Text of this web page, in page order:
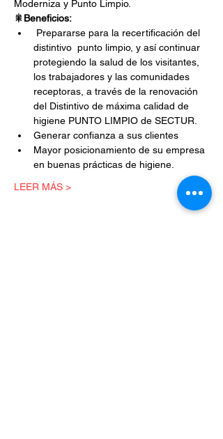
Moderniza y Punto Limpio.
🎇Beneficios:
Prepararse para la recertificación del
distintivo  punto limpio, y así continuar
protegiendo la salud de los visitantes,
los trabajadores y las comunidades
receptoras, a través de la renovación
del Distintivo de máxima calidad de
higiene PUNTO LIMPIO de SECTUR.
Generar confianza a sus clientes
Mayor posicionamiento de su empresa
en buenas prácticas de higiene.
LEER MÁS >